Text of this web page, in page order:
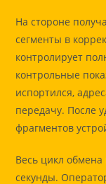
На стороне
сегменты в
контролирует
контрольные
испортился,
передачу. После
фрагментов
Весь цикл обмена
секунды.